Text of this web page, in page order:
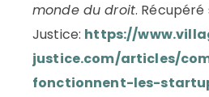
monde du droit. Récupéré
Justice: https://
justice.com/articles/
fonctionnent-les-